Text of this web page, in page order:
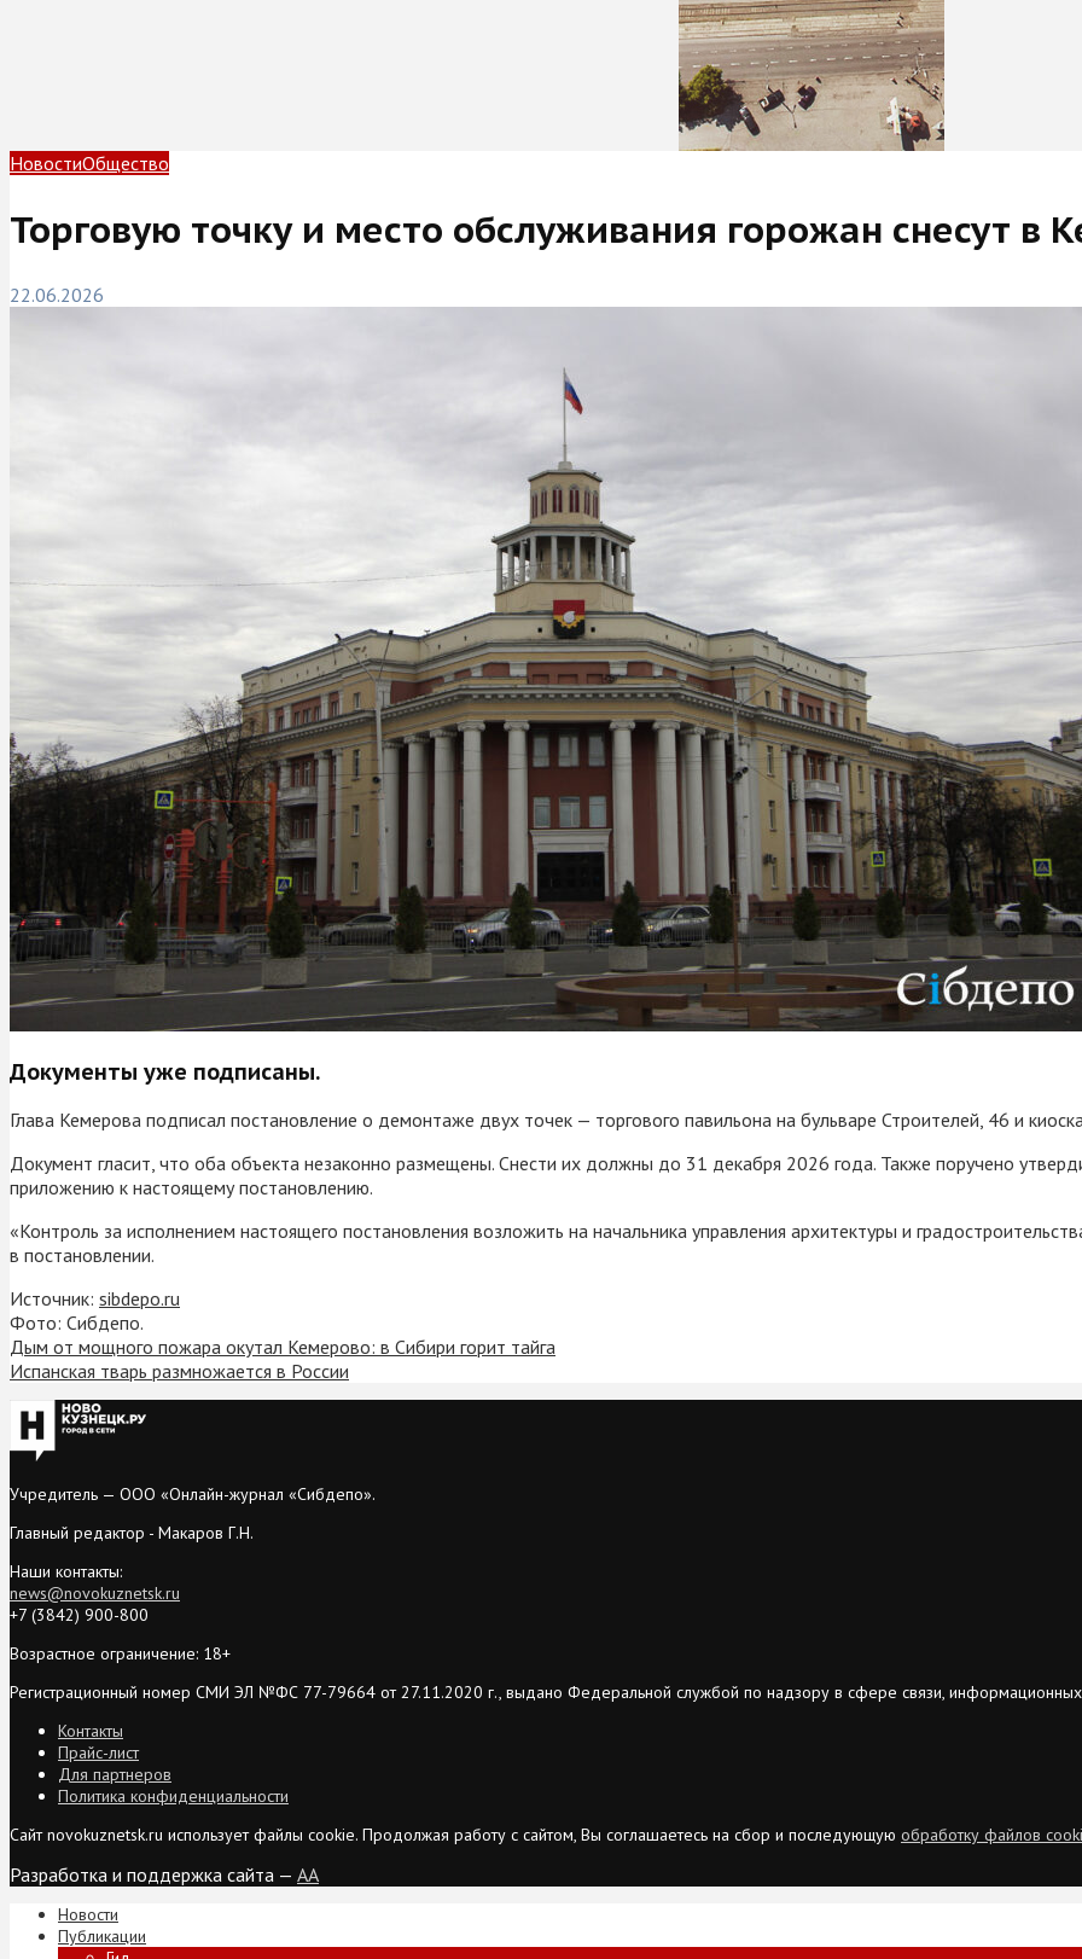
НовостиОбщество
Торговую точку и место обслуживания горожан снесут в
22.06.2026
Документы уже подписаны.
Глава Кемерова подписал постановление о демонтаже двух точек — торгового павильона на бульваре Строителей, 46 и
Документ гласит, что оба объекта незаконно размещены. Снести их должны до 31 декабря 2026 года. Также поручено
приложению к настоящему постановлению.
«Контроль за исполнением настоящего постановления возложить на начальника управления архитектуры и
в постановлении.
Источник: sibdepo.ru
Фото: Сибдепо.
Дым от мощного пожара окутал Кемерово: в Сибири горит тайга
Испанская тварь размножается в России
Учредитель — ООО «Онлайн-журнал «Сибдепо».
Главный редактор - Макаров Г.Н.
Наши контакты:
news@novokuznetsk.ru
+7 (3842) 900-800
Возрастное ограничение: 18+
Регистрационный номер СМИ ЭЛ №ФС 77-79664 от 27.11.2020 г., выдано Федеральной службой по надзору в сфере связи, информационных
Контакты
Прайс-лист
Для партнеров
Политика конфиденциальности
Сайт novokuznetsk.ru использует файлы cookie. Продолжая работу с сайтом, Вы соглашаетесь на сбор и последующую обработку файлов
Разработка и поддержка сайта — AA
Новости
Публикации